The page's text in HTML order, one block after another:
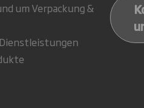
um Verpackung &